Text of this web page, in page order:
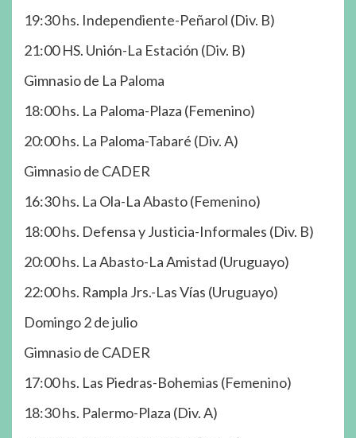
19:30 hs. Independiente-Peñarol (Div. B)
21:00 HS. Unión-La Estación (Div. B)
Gimnasio de La Paloma
18:00 hs. La Paloma-Plaza (Femenino)
20:00 hs. La Paloma-Tabaré (Div. A)
Gimnasio de CADER
16:30 hs. La Ola-La Abasto (Femenino)
18:00 hs. Defensa y Justicia-Informales (Div. B)
20:00 hs. La Abasto-La Amistad (Uruguayo)
22:00 hs. Rampla Jrs.-Las Vías (Uruguayo)
Domingo 2 de julio
Gimnasio de CADER
17:00 hs. Las Piedras-Bohemias (Femenino)
18:30 hs. Palermo-Plaza (Div. A)